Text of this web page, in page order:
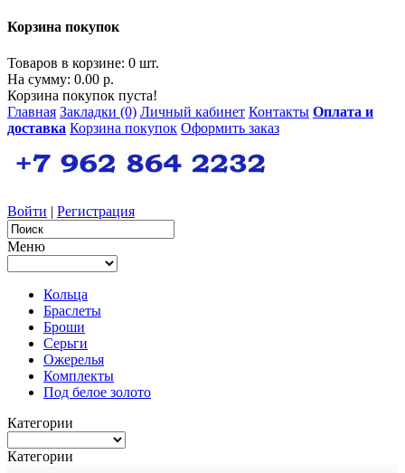
Корзина покупок
Товаров в корзине: 0 шт.
На сумму: 0.00 р.
Корзина покупок пуста!
Главная Закладки (0) Личный кабинет Контакты Оплата и
доставка Корзина покупок Оформить заказ
Войти | Регистрация
Меню
Кольца
Браслеты
Броши
Серьги
Ожерелья
Комплекты
Под белое золото
Категории
Категории